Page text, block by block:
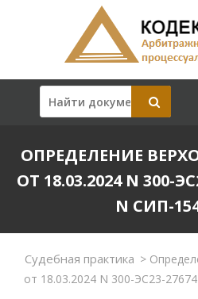
ОПРЕДЕЛЕНИЕ
ОТ 18.03.2024 N 300-
N СИП-
Судебная практика >
от 18.03.2024 N 300-ЭС23-